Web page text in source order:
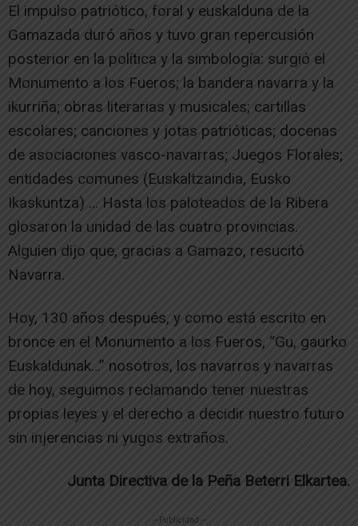
El impulso patriótico, foral y euskalduna de la
Gamazada duró años y tuvo gran repercusión
posterior en la política y la simbología: surgió el
Monumento a los Fueros; la bandera navarra y la
ikurriña; obras literarias y musicales; cartillas
escolares; canciones y jotas patrióticas; docenas
de asociaciones vasco-navarras; Juegos Florales;
entidades comunes (Euskaltzaindia, Eusko
Ikaskuntza) … Hasta los paloteados de la Ribera
glosaron la unidad de las cuatro provincias.
Alguien dijo que, gracias a Gamazo, resucitó
Navarra.
Hoy, 130 años después, y como está escrito en
bronce en el Monumento a los Fueros, “Gu, gaurko
Euskaldunak…” nosotros, los navarros y navarras
de hoy, seguimos reclamando tener nuestras
propias leyes y el derecho a decidir nuestro futuro
sin injerencias ni yugos extraños.
Junta Directiva de la Peña Beterri Elkartea.
-- Publicidad --